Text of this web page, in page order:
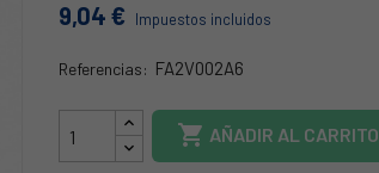
9,04 € Impuestos incluidos
Referencias: FA2V002A6
35fa0159
 AÑADIR AL CARRITO